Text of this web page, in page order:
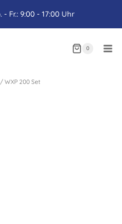
- Fr.: 9:00 - 17:00 Uhr
0
/ WXP 200 Set